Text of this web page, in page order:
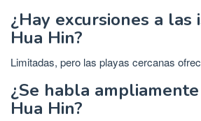
¿Hay excursiones a las
Hua Hin?
Limitadas, pero las playas cercanas
¿Se habla
Hua Hin?